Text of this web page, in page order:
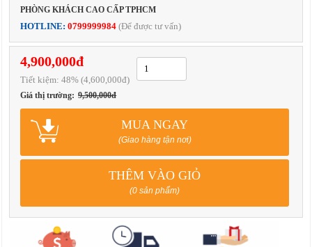
PHÒNG KHÁCH CAO CẤP TPHCM
HOTLINE:0799999984 (Để được tư vấn)
4,900,000đ
Tiết kiệm:48% (4,600,000đ)
Giá thị trường: 9,500,000đ
MUA NGAY
(Giao hàng tận nơi)
THÊM VÀO GIỎ
(0 sản phẩm)